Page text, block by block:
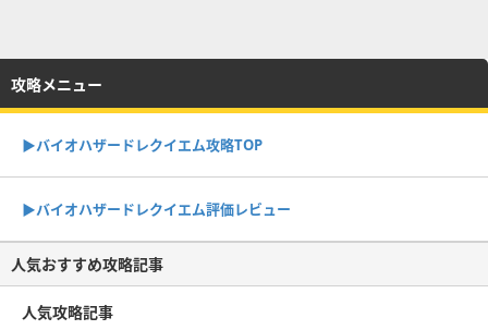
攻略メニュー
▶︎バイオハザードレクイエム攻略TOP
▶︎バイオハザードレクイエム評価レビュー
人気おすすめ攻略記事
人気攻略記事